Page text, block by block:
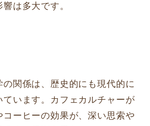
は多大です。
の関係は、歴史的にも現代的に
ています。カフェカルチャーが
コーヒーの効果が、深い思索や